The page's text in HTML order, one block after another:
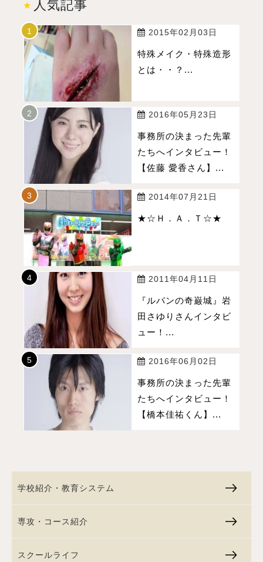
人気記事
2015年02月03日
特殊メイク・特殊造形
とは・・？...
2016年05月23日
事務所の決まった先輩
たちへインタビュー！
【佐藤 愛香さん】...
2014年07月21日
★☆Ｈ．Ａ．Ｔ☆★
2011年04月11日
『ルパンの奇巌城』岩
田さゆりさんインタビ
ュー！...
2016年06月02日
事務所の決まった先輩
たちへインタビュー！
【橋本佳祐くん】...
学校紹介・教育システム
専攻・コース紹介
スクールライフ